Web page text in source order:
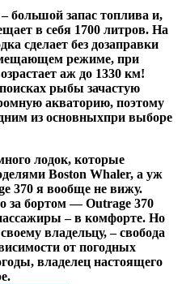
большой запас топлива и,
в себя 1700 литров. На
сделает без дозаправки
режиме, при
аж до 1330 км!
рыбы зачастую
акваторию, поэтому
из основныхпри выборе
лодок, которые
Boston Whaler, а уж
370 я вообще не вижу.
за бортом — Outrage 370
– в комфорте. Но
владельцу, – свобода
от погодных
владелец настоящего